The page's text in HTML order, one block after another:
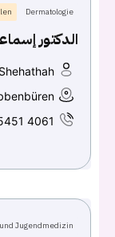
Dermatologie
الدكتور
4061
Jugendmedizin